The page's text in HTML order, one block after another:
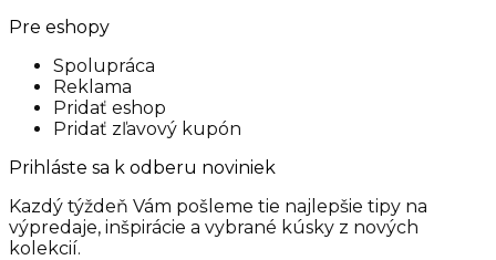
Pre eshopy
Spolupráca
Reklama
Pridať eshop
Pridať zľavový kupón
Prihláste sa k odberu noviniek
Kazdý týždeň Vám pošleme tie najlepšie tipy na
výpredaje, inšpirácie a vybrané kúsky z nových
kolekcií.